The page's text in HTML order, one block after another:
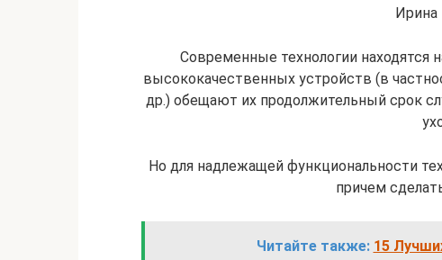
Ирина
Современные технологии находятся
высококачественных устройств (в
др.) обещают их продолжительный срок
Но для надлежащей функциональности
причем
Читайте также: 15